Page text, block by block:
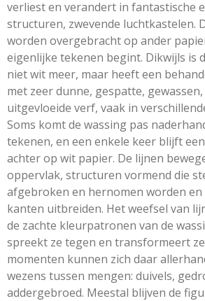
verliest en verandert in fantastische
structuren, zwevende luchtkastelen.
worden overgebracht op ander
eigenlijke tekenen begint. Dikwijls is
niet wit meer, maar heeft een
met zeer dunne, gespatte,
uitgevloeide verf, vaak in
Soms komt de wassing pas
tekenen, en een enkele keer blijft
achter op wit papier. De lijnen
oppervlak, structuren vormend die
afgebroken en hernomen worden en
kanten uitbreiden. Het weefsel van
de zachte kleurpatronen van de
spreekt ze tegen en transformeert
momenten kunnen zich daar
wezens tussen mengen: duivels,
addergebroed. Meestal blijven de